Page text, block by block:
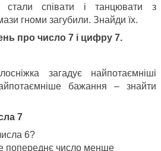
стали співати і танцювати з
гноми загубили. Знайди їх.
про число 7 і цифру 7.
загадує найпотаємніші
бажання – знайти
7
6?
попереднє число менше